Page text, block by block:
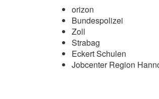
orizon
Bundespolizei
Zoll
Strabag
Eckert Schulen
Jobcenter Region